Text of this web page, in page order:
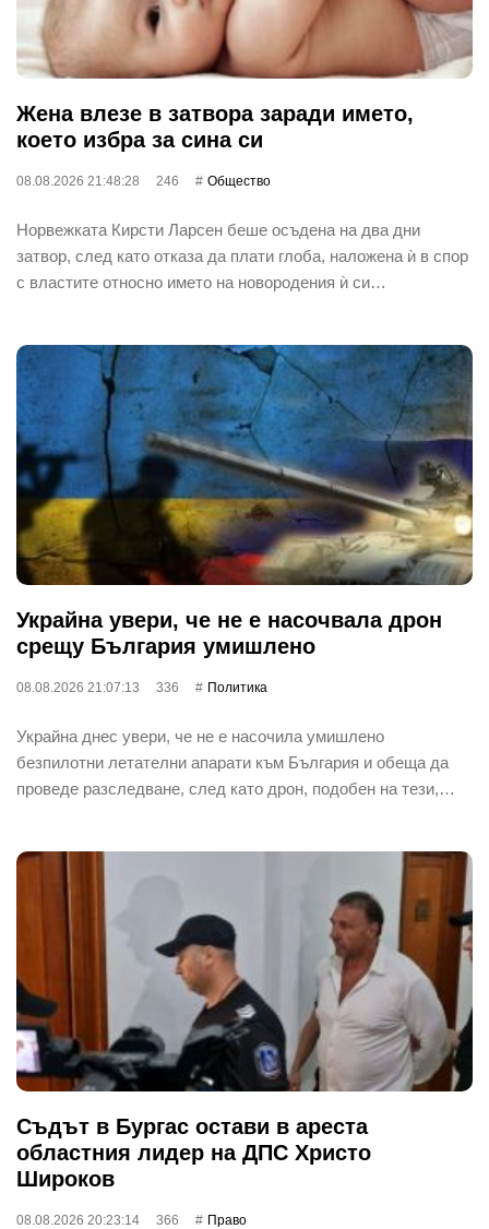
Жена влезе в затвора заради името,
което избра за сина си
08.08.2026 21:48:28 246 Общество
Норвежката Кирсти Ларсен беше осъдена на два дни
затвор, след като отказа да плати глоба, наложена ѝ в спор
с властите относно името на новородения ѝ си…
Украйна увери, че не е насочвала дрон
срещу България умишлено
08.08.2026 21:07:13 336 Политика
Украйна днес увери, че не е насочила умишлено
безпилотни летателни апарати към България и обеща да
проведе разследване, след като дрон, подобен на тези,…
Съдът в Бургас остави в ареста
областния лидер на ДПС Христо
Широков
08.08.2026 20:23:14 366 Право